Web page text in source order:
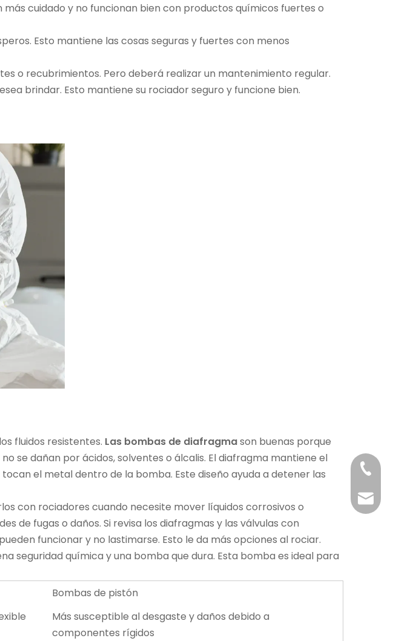
cuidado y no funcionan bien con productos químicos fuertes o
Esto mantiene las cosas seguras y fuertes con menos
o recubrimientos. Pero deberá realizarun mantenimiento regular.
brindar. Esto mantiene su rociador seguro y funcione bien.
fluidos resistentes. Las bombas de diafragmason buenas porque
se dañan por ácidos, solventes o álcalis. El diafragma mantiene el
el metal dentro de la bomba. Este diseño ayuda a detener las
con rociadores cuando necesite mover líquidos corrosivos o
de fugas o daños. Si revisa los diafragmas y las válvulas con
pueden funcionar y no lastimarse. Esto le da más opciones al rociar.
seguridad química y una bomba que dura. Esta bomba es ideal para
Bombas de pistón
Más susceptible al desgaste y daños debido a
componentes rígidos
+86-